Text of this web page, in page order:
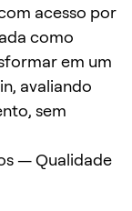
acesso por
como
em um
avaliando
sem
— Qualidade